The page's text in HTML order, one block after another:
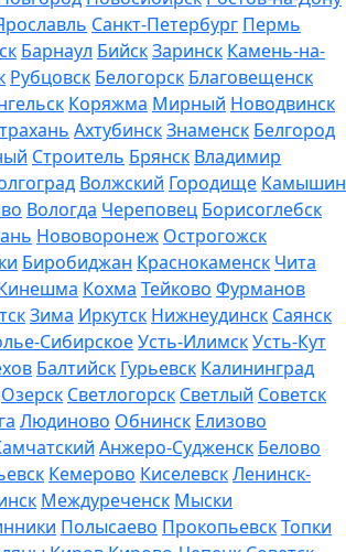
Санкт-Петербург Пермь
Барнаул БийскЗаринск Камень-на-
Рубцовск Белогорск Благовещенск
Коряжма Мирный Новодвинск
АхтубинскЗнаменск Белгород
Строитель Брянск Владимир
Волжский Городище Камышин
Вологда Череповец Борисоглебск
Нововоронеж Острогожск
Биробиджан Краснокаменск Чита
Кохма Тейково Фурманов
Зима Иркутск Нижнеудинск Саянск
СибирскоеУсть-ИлимскУсть-Кут
Балтийск Гурьевск Калининград
Озерск Светлогорск Светлый Советск
Людиново Обнинск Елизово
Анжеро-Судженск Белово
Кемерово КиселевскЛенинск-
Междуреченск Мыски
Полысаево ПрокопьевскТопки